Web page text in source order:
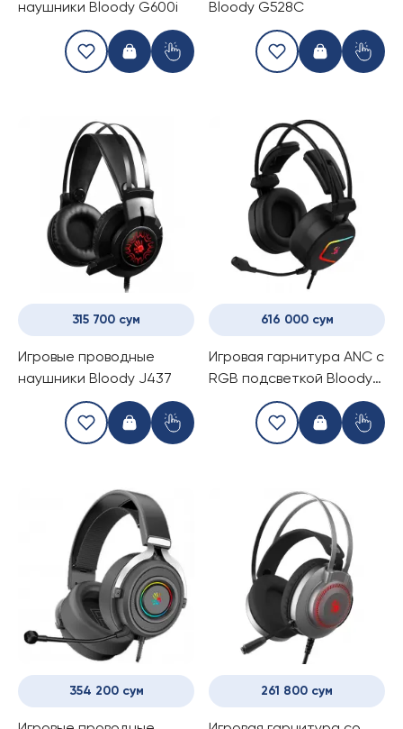
наушники Bloody G600i
Bloody G528C
315 700 сум
Игровые проводные
наушники Bloody J437
616 000 сум
Игровая гарнитура ANC c
RGB подсветкой Bloody
MC750 (Black)
354 200 сум 261 800 сум